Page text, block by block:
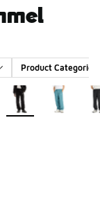
Product Categorie
Meer kleuren